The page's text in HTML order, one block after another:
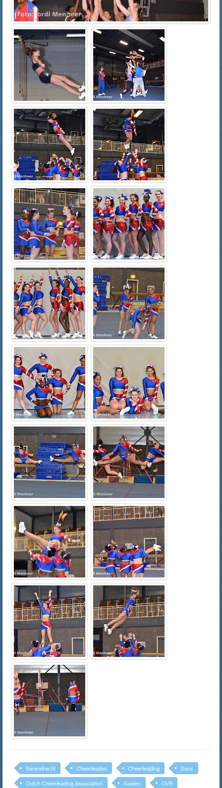
Barendrecht Cheerleaden Cheerleading
Dans
Dutch Cheerleading Association
Gooien
GVB